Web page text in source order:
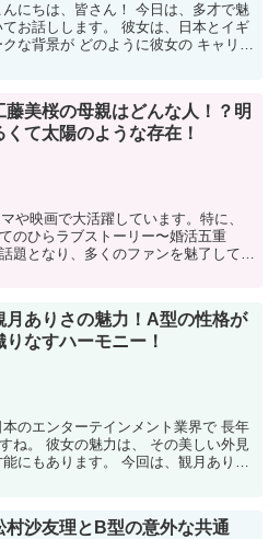
にちは、皆さん！ 今日は、多才で魅
お話しします。 彼女は、日本とイギ
な背景が どのように彼女の キャリア
藤美桜の母親はどんな人！？明
くて太陽のような存在！
や映画で大活躍しています。特に、
のひらラブストーリー〜婚活五重
題となり、多くのファンを魅了してい
月ありさの魅力！A型の性格が
りなすハーモニー！
のエンターテインメント業界で 長年
ね。 彼女の魅力は、 その美しい外見
にもあります。 今回は、観月ありさ
村沙友理とB型の意外な共通